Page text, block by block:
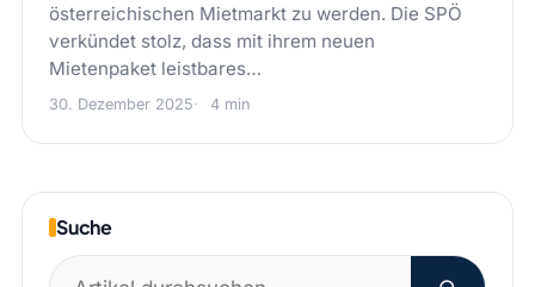
österreichischen Mietmarkt zu werden. Die SPÖ
verkündet stolz, dass mit ihrem neuen
Mietenpaket leistbares…
30. Dezember 2025 4 min
Suche
Suchen